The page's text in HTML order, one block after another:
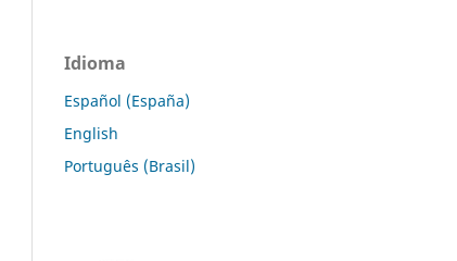
Idioma
Español (España)
English
Português (Brasil)